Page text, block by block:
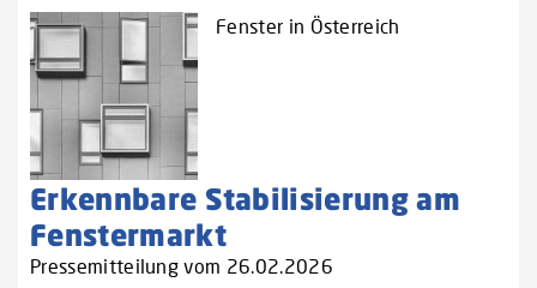
Fenster in Österreich
Erkennbare Stabilisierung am
Fenstermarkt
Pressemitteilung vom 26.02.2026